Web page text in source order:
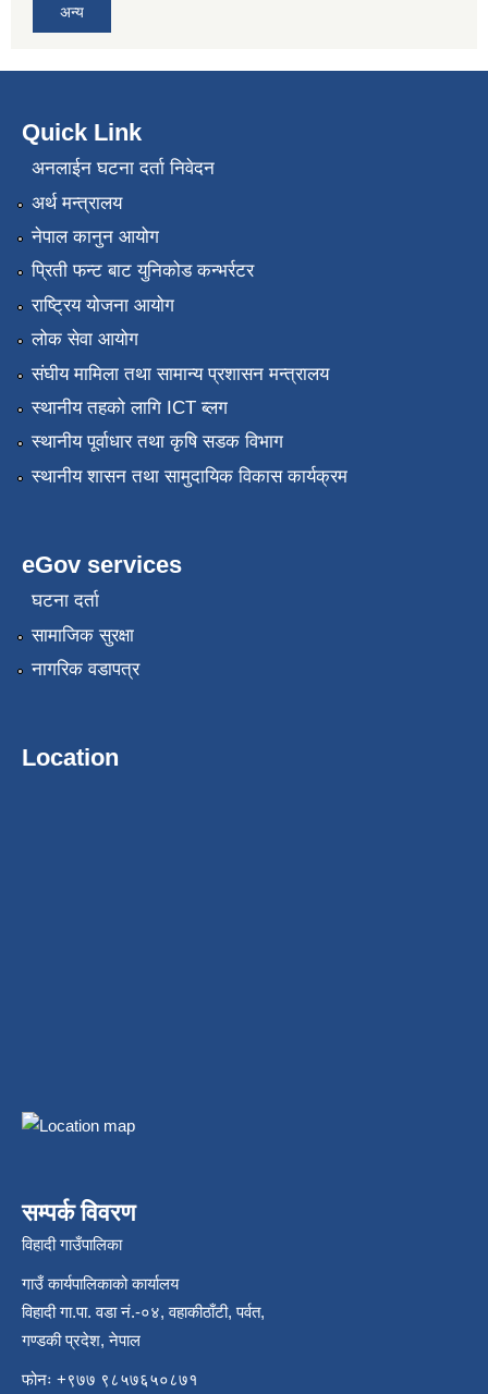
अन्य
Quick Link
अनलाईन घटना दर्ता निवेदन
अर्थ मन्त्रालय
नेपाल कानुन आयोग
प्रिती फन्ट बाट युनिकोड कन्भर्रटर
राष्ट्रिय योजना आयोग
लोक सेवा आयोग
संघीय मामिला तथा सामान्य प्रशासन मन्त्रालय
स्थानीय तहको लागि ICT ब्लग
स्थानीय पूर्वाधार तथा कृषि सडक विभाग
स्थानीय शासन तथा सामुदायिक विकास कार्यक्रम
eGov services
घटना दर्ता
सामाजिक सुरक्षा
नागरिक वडापत्र
Location
सम्पर्क विवरण
विहादी गाउँपालिका
गाउँ कार्यपालिकाको कार्यालय
विहादी गा.पा. वडा नं.-०४, वहाकीठाँटी, पर्वत,
गण्डकी प्रदेश, नेपाल
फोनः +९७७ ९८५७६५०८७१